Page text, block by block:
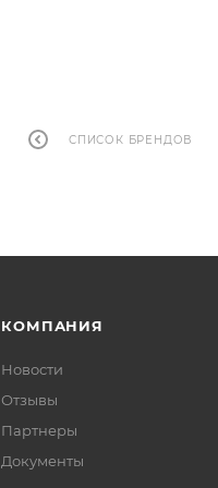
СПИСОК БРЕНДОВ
КОМПАНИЯ
Новости
Отзывы
Партнеры
Документы